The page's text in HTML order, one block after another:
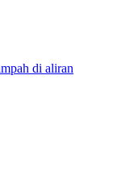
di aliran